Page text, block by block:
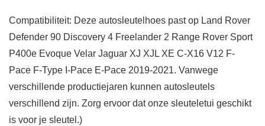
Compatibiliteit: Deze autosleutelhoes past op Land Rover
Defender 90 Discovery 4 Freelander 2 Range Rover Sport
P400e Evoque Velar Jaguar XJ XJL XE C-X16 V12 F-
Pace F-Type I-Pace E-Pace 2019-2021. Vanwege
verschillende productiejaren kunnen autosleutels
verschillend zijn. Zorg ervoor dat onze sleuteletui geschikt
is voor je sleutel.)